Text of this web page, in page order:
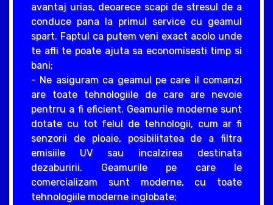
avantaj urias, deoarece scapi de stresul de a
conduce pana la primul service cu geamul
spart. Faptul ca putem veni exact acolo unde
te afli te poate ajuta sa economisesti timp si
bani;
- Ne asiguram ca geamul pe care il comanzi
are toate tehnologiile de care are nevoie
pentrru a fi eficient. Geamurile moderne sunt
dotate cu tot felul de tehnologii, cum ar fi
senzorii de ploaie, posibilitatea de a filtra
emisiile UV sau incalzirea destinata
dezaburirii. Geamurile pe care le
comercializam sunt moderne, cu toate
tehnologiile moderne inglobate;